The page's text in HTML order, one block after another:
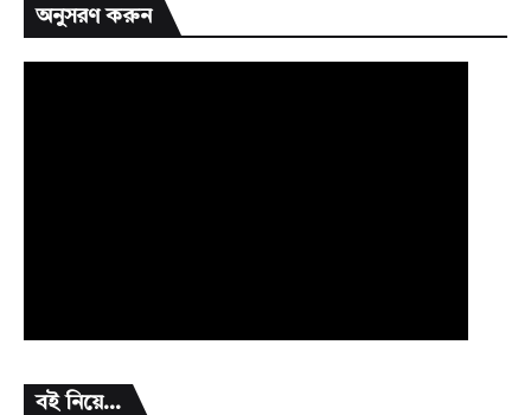
অনুসরণ করুন
বই নিয়ে...